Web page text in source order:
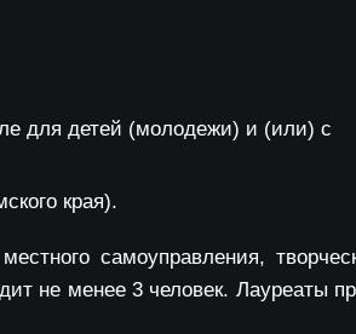
для детей (молодежи) и (или) с
края).
самоуправления,
не менее 3 человек. Лауреаты